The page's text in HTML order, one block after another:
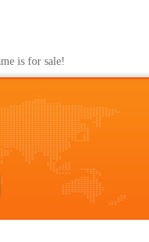
is for sale!